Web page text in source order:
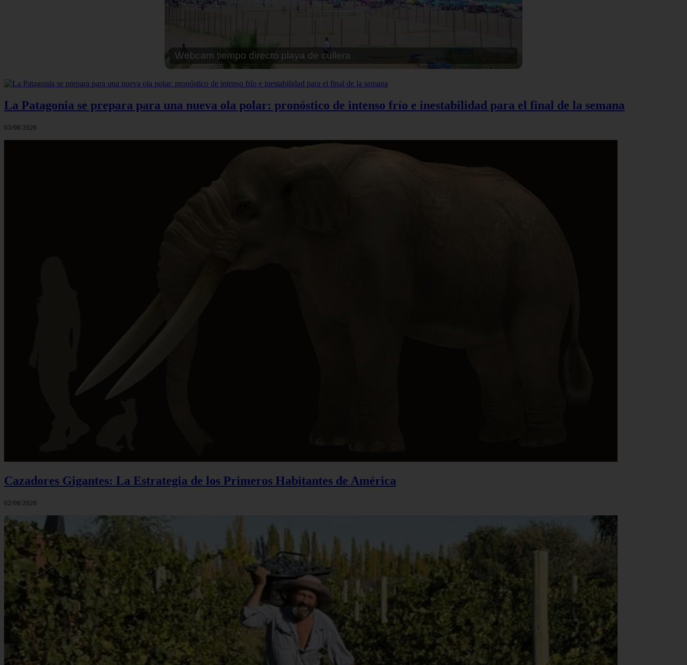
Webcam calpe playa fossa
La Patagonia se prepara para una nueva ola polar: pronóstico de intenso frío e inestabilidad para el final de la semana
03/08/2026
Cazadores Gigantes: La Estrategia de los Primeros Habitantes de América
02/08/2026